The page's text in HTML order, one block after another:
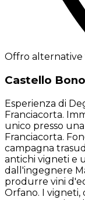
Offro alternative
Castello
Esperienza di
Franciacorta.
unico presso
Franciacorta.
campagna
antichi vigneti e
dall'ingegnere
produrre vini
Orfano. I vigneti,